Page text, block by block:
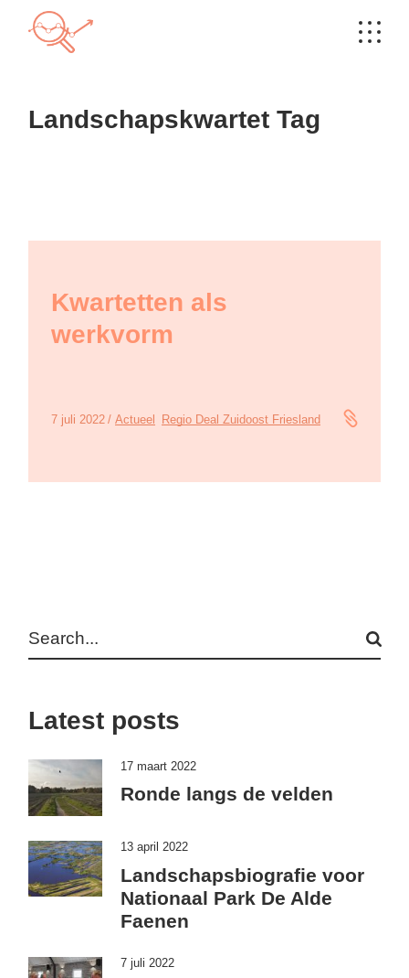
Landschapskwartet Tag
Kwartetten als
werkvorm
7 juli 2022 Actueel Regio Deal Zuidoost Friesland
Latest posts
17 maart 2022
Ronde langs de velden
13 april 2022
Landschapsbiografie voor
Nationaal Park De Alde
Faenen
7 juli 2022